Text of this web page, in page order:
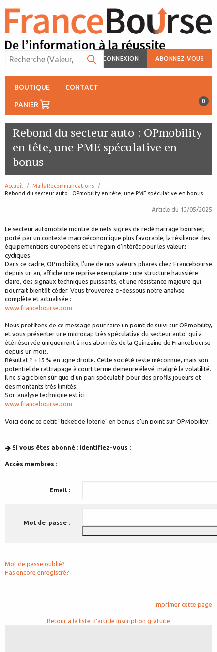
CONNEXION ABONNEZ-VOUS
BOUTIQUE CONTACT
PANIER 0
Rebond du secteur auto : OPmobility
en tête, une PME spéculative en
bonus
Accueil
Mails Recommandations
page:
Rebond du secteur auto : OPmobility en tête, une PME spéculative en bonus
Article du 13/05/2025
Le secteur automobile montre de nets signes de redémarrage boursier,
porté par un contexte macroéconomique plus favorable, la résilience des
équipementiers européens et un regain d’intérêt pour les valeurs
cycliques.
Dans ce cadre, OPmobility, l’une de nos valeurs phares chez Francebourse
depuis un an, affiche une reprise exemplaire : une structure haussière
claire, des signaux techniques puissants, et une résistance majeure qui
pourrait bientôt céder. Vous trouverez ci-dessous notre analyse
complète et actualisée :
www.francebourse.com
Nous profitons de ce message pour faire un point de suivi sur OPmobility,
et vous présenter une microcap très spéculative du secteur auto, qui a
été réservée uniquement à nos abonnés de la Quinzaine de Francebourse
depuis un mois.
Résultat ? +15 % en ligne droite. Cette société reste méconnue, mais son
potentiel de rattrapage à court terme demeure élevé, malgré la volatilité.
Il ne s’agit bien sûr que d’un pari spéculatif, pour des profils joueurs et
des montants très limités.
Son analyse technique est ici :
www.francebourse.com
Voici donc ce petit "ticket de loterie" en bonus d'un point sur OPMobility :
Si vous êtes abonné : identifiez-vous :
Accès membres :
Email :
Mot de passe :
Mot de passe oublié?
Pas encore enregistré?
Imprimer cette page
Retour à la liste d'article Inscription gratuite